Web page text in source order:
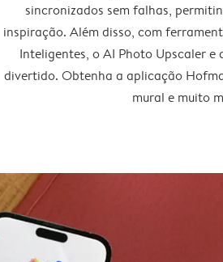
sincronizados sem falhas,
inspiração. Além disso, com
Inteligentes, o AI Photo Upscaler
divertido. Obtenha a aplicação
mural e muito